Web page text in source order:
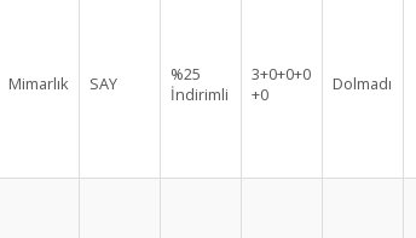
Mimarlık SAY
%25
İndirimli
3+0+0+0
+0
Dolmadı